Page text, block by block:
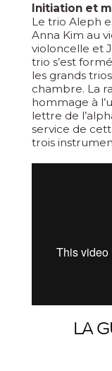
Initiation et
Le trio Aleph
Anna Kim au
violoncelle et
trio s’est
les grands
chambre. La
hommage à
lettre de
service de
trois
LA